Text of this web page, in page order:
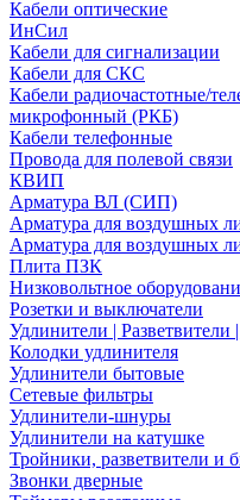
Кабели оптические
ИнСил
Кабели для сигнализации
Кабели для СКС
Кабели радиочастотные/
микрофонный (РКБ)
Кабели телефонные
Провода для полевой связи
КВИП
Арматура ВЛ (СИП)
Арматура для воздушных
Арматура для воздушных
Плита ПЗК
Низковольтное
Розетки и выключатели
Удлинители |
Колодки удлинителя
Удлинители бытовые
Сетевые фильтры
Удлинители-шнуры
Удлинители на катушке
Тройники, разветвители и
Звонки дверные